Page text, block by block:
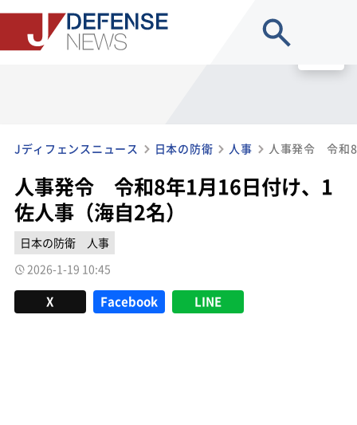
Jディフェンスニュース 日本の防衛 人事
人事発令 令和8年1月16日付け、1
佐人事（海自2名）
日本の防衛
人事
2026-1-19 10:45
X Facebook LINE